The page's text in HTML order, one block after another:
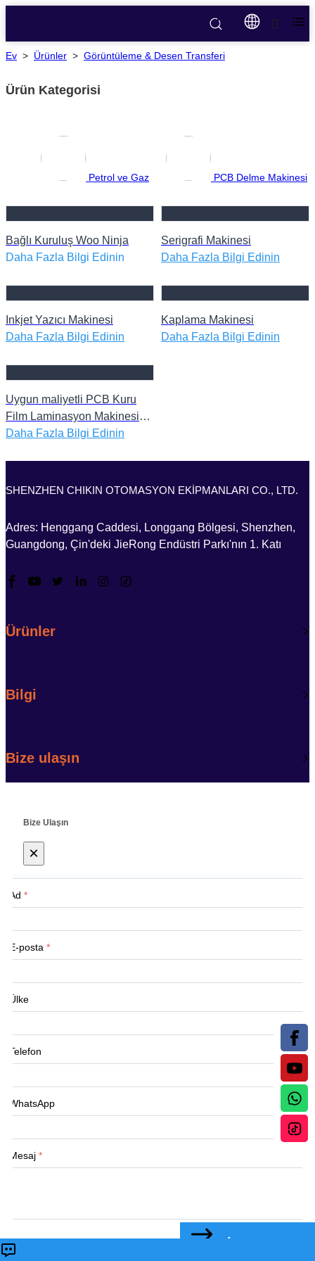
Ev > Ürünler > Görüntüleme & Desen Transferi
Ürün Kategorisi
Petrol ve Gaz PCB Delme Makinesi
Bağlı Kuruluş Woo Ninja
Daha Fazla Bilgi Edinin
Serigrafi Makinesi
Daha Fazla Bilgi Edinin
Inkjet Yazıcı Makinesi
Daha Fazla Bilgi Edinin
Kaplama Makinesi
Daha Fazla Bilgi Edinin
Uygun maliyetli PCB Kuru
Film Laminasyon Makinesi
Film Presleme Makinesi
Daha Fazla Bilgi Edinin
SHENZHEN CHIKIN OTOMASYON EKİPMANLARI CO., LTD.
Adres: Henggang Caddesi, Longgang Bölgesi, Shenzhen,
Guangdong, Çin'deki JieRong Endüstri Parkı'nın 1. Katı
Ürünler
Bilgi
Bize ulaşın
Bize Ulaşın
×
Ad *
E-posta *
Ülke
Telefon
WhatsApp
Mesaj *